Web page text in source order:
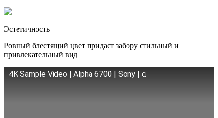
Эстетичность
Ровный блестящий цвет придаст забору стильный и
привлекательный вид
4K Sample Video | Alpha 6700 | Sony | α